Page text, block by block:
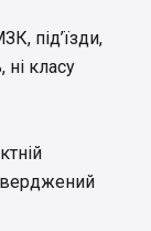
під’їзди,
ні класу